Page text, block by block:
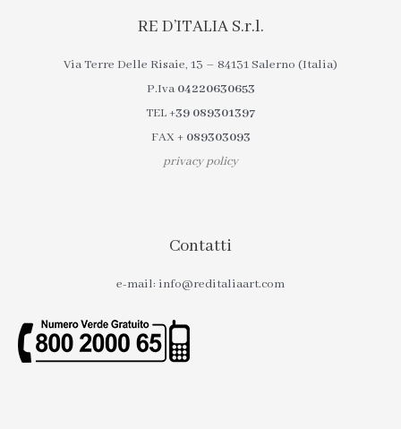
RE D’ITALIA S.r.l.
Via Terre Delle Risaie, 13 – 84131 Salerno (Italia)
P.Iva 04220630653
TEL+39 089301397
FAX+ 089303093
privacy policy
Contatti
e-mail: info@reditaliaart.com